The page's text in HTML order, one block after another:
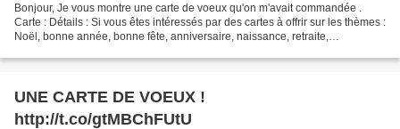
Bonjour, Je vous montre une carte de voeux qu'on m'avait commandée .
Carte : Détails : Si vous êtes intéressés par des cartes à offrir sur les thèmes :
Noël, bonne année, bonne fête, anniversaire, naissance, retraite,
UNE CARTE DE VOEUX !
http://t.co/gtMBChFUtU